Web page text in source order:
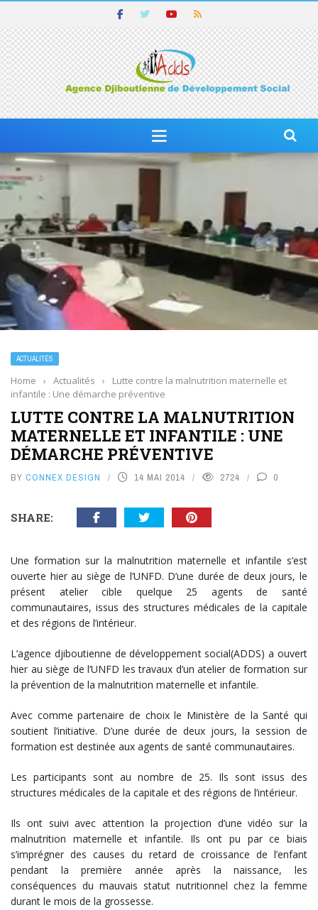
ACTUALITÉS
Home › Actualités ›
Lutte contre la malnutrition maternelle et
infantile : Une démarche préventive
LUTTE CONTRE LA MALNUTRITION
MATERNELLE ET INFANTILE : UNE
DÉMARCHE PRÉVENTIVE
BY CONNEX DESIGN 14 MAI 2014 2724 0
SHARE:
Une formation sur la malnutrition maternelle et infantile s’est
ouverte hier au siège de l’UNFD. D’une durée de deux jours, le
présent atelier cible quelque 25 agents de santé
communautaires, issus des structures médicales de la capitale
et des régions de l’intérieur.
L’agence djiboutienne de développement social(ADDS) a ouvert
hier au siège de l’UNFD les travaux d’un atelier de formation sur
la prévention de la malnutrition maternelle et infantile.
Avec comme partenaire de choix le Ministère de la Santé qui
soutient l’initiative. D’une durée de deux jours, la session de
formation est destinée aux agents de santé communautaires.
Les participants sont au nombre de 25. Ils sont issus des
structures médicales de la capitale et des régions de l’intérieur.
Ils ont suivi avec attention la projection d’une vidéo sur la
malnutrition maternelle et infantile. Ils ont pu par ce biais
s’imprégner des causes du retard de croissance de l’enfant
pendant la première année après la naissance, les
conséquences du mauvais statut nutritionnel chez la femme
durant le mois de la grossesse.